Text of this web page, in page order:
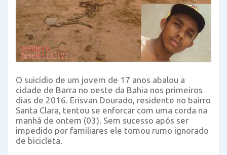
O suicídio de um jovem de 17 anos abalou a
cidade de Barra no oeste da Bahia nos primeiros
dias de 2016. Erisvan Dourado, residente no bairro
Santa Clara, tentou se enforcar com uma corda na
manhã de ontem (03). Sem sucesso após ser
impedido por familiares ele tomou rumo ignorado
de bicicleta.